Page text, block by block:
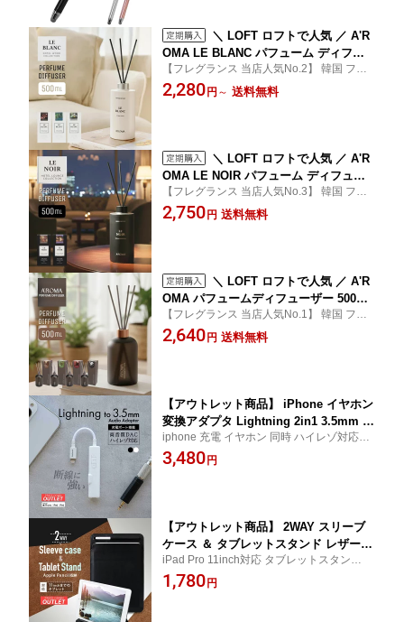
＼ LOFT ロフトで人気 ／ A'R
OMA LE BLANC パフューム ディフュ
ーザー グアヤックウッド アロマティッ
クウッディ ウッディジャスミン 500ml
【フレグランス 当店人気No.2】 韓国 フレ
グランス 人気ブランド ディフューザー 高
級 ラグジュアリー ホテル ラウンジ ウッデ
2,280円 ～ 送料無料
＼ LOFT ロフトで人気 ／ A'R
OMA LE NOIR パフューム ディフュー
ザー ミスティックスパイス トワイライ
トジン 500ml エイロマ 〜 LE NOIR HO
【フレグランス 当店人気No.3】 韓国 フレ
グランス 人気ブランド 高級 ラグジュアリ
ー ホテル ラウンジ 香り 大容量 ボトル 使用
2,750円 送料無料
＼ LOFT ロフトで人気 ／ A'R
OMA パフュームディフューザー 500ml
チェリーシャーベット ロイヤルウッド
済州 シトラスガーデン ホワイトチュベ
【フレグランス 当店人気No.1】 韓国 フレ
グランス 人気ブランド エイロマ ディフュ
ーザー 香り 大容量 ボトル 使用期間 2-3ヵ
2,640円 送料無料
【アウトレット商品】 iPhone イヤホン
変換アダプタ Lightning 2in1 3.5mm オ
ーディオ変換アダプター 充電用Lightni
ngポート ＋ コントローラー付
iphone 充電 イヤホン 同時 ハイレゾ対応 48
kHz 24bit 高音質 DAC 断線に強い cp3b5b
3,480円
【アウトレット商品】 2WAY スリーブ
ケース ＆ タブレットスタンド レザー調
iPad Pro 11inch対応 Apple Pencil収納
可能
iPad Pro 11inch対応 タブレットスタンド c
p3b5b
1,780円